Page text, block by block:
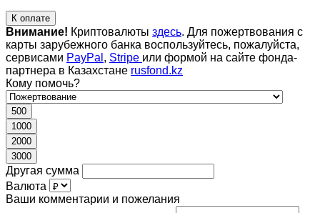
К оплате
Внимание! Криптовалюты здесь. Для пожертвования с
карты зарубежного банка воспользуйтесь, пожалуйста,
сервисами PayPal , Stripe или формой на сайте фонда-
партнера в Казахстане rusfond.kz
Кому помочь?
500
1000
2000
3000
Другая сумма
Валюта
Ваши комментарии и пожелания